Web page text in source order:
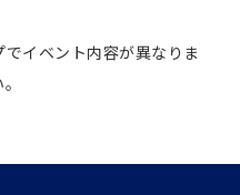
イベント内容が異なりま